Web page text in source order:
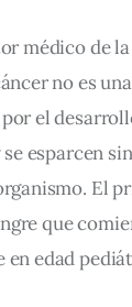
médico de
no es
el
esparcen
El
que
edad